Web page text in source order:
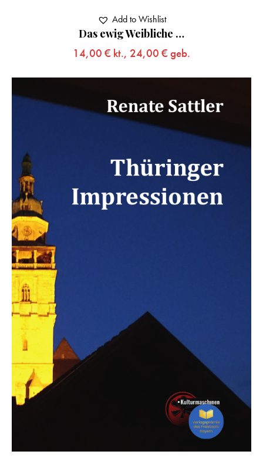
Das ewig Weibliche …
14,00 € kt., 24,00 € geb.
Add to Wishlist